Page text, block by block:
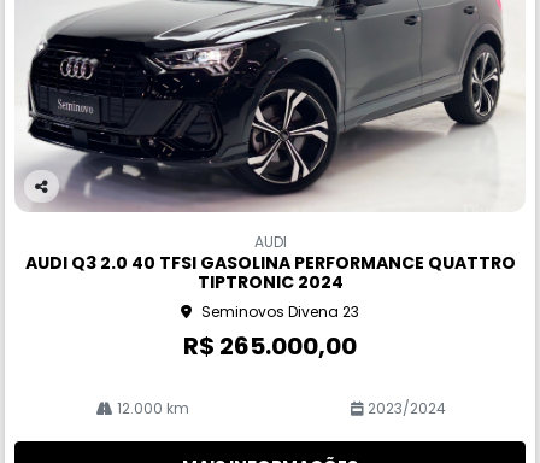
Co
rtil
AUDI
AUDI Q3 2.0 40 TFSI GASOLINA PERFORMANCE QUATTRO
TIPTRONIC 2024
Seminovos Divena 23
R$ 265.000,00
12.000 km 2023/2024